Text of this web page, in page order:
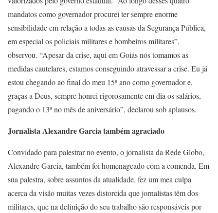
mandatos como governador procurei ter sempre enorme
sensibilidade em relação a todas as causas da Segurança Pública,
em especial os policiais militares e bombeiros militares”,
observou. “Apesar da crise, aqui em Goiás nós tomamos as
medidas cautelares, estamos conseguindo atravessar a crise. Eu já
estou chegando ao final do meu 15º ano como governador e,
graças a Deus, sempre honrei rigorosamente em dia os salários,
pagando o 13º no mês de aniversário”, declarou sob aplausos.
Jornalista Alexandre Garcia também agraciado
Convidado para palestrar no evento, o jornalista da Rede Globo,
Alexandre Garcia, também foi homenageado com a comenda. Em
sua palestra, sobre assuntos da atualidade, fez um mea culpa
acerca da visão muitas vezes distorcida que jornalistas têm dos
militares, que na definição do seu trabalho são responsáveis por